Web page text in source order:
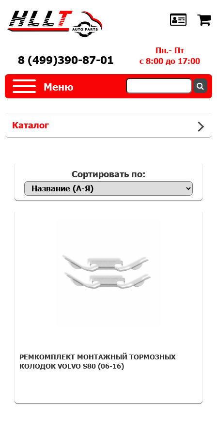
8 (499)390-87-01
Пн.- Пт
с 8:00 до 17:00
Меню
Каталог
Сортировать по:
РЕМКОМПЛЕКТ МОНТАЖНЫЙ ТОРМОЗНЫХ
КОЛОДОК VOLVO S80 (06-16)